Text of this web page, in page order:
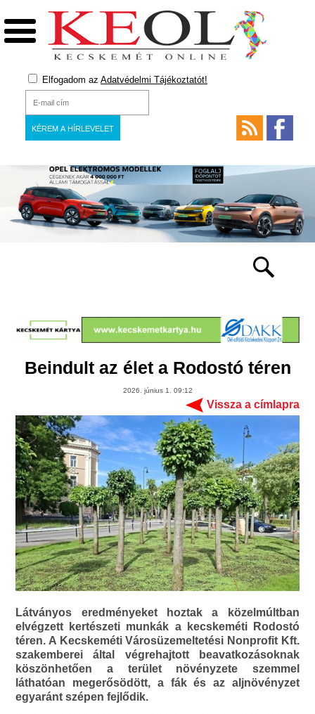
Elfogadom az Adatvédelmi Tájékoztatót!
Beindult az élet a Rodostó téren
2026. június 1. 09:12
Vissza a címlapra
Látványos eredményeket hoztak a közelmúltban
elvégzett kertészeti munkák a kecskeméti Rodostó
téren. A Kecskeméti Városüzemeltetési Nonprofit Kft.
szakemberei által végrehajtott beavatkozásoknak
köszönhetően a terület növényzete szemmel
láthatóan megerősödött, a fák és az aljnövényzet
egyaránt szépen fejlődik.